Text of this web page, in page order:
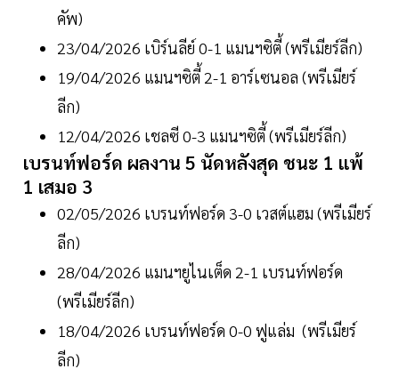
คัพ)
23/04/2026 เบิร์นลีย์ 0-1 แมนฯซิตี้ (พรีเมียร์ลีก)
19/04/2026 แมนฯซิตี้ 2-1 อาร์เซนอล (พรีเมียร์
ลีก)
12/04/2026 เชลซี 0-3 แมนฯซิตี้ (พรีเมียร์ลีก)
เบรนท์ฟอร์ด ผลงาน 5 นัดหลังสุด ชนะ 1 แพ้
1 เสมอ 3
02/05/2026 เบรนท์ฟอร์ด 3-0 เวสต์แฮม (พรีเมียร์
ลีก)
28/04/2026 แมนฯยูไนเต็ด 2-1 เบรนท์ฟอร์ด
(พรีเมียร์ลีก)
18/04/2026 เบรนท์ฟอร์ด 0-0 ฟูแล่ม (พรีเมียร์
ลีก)